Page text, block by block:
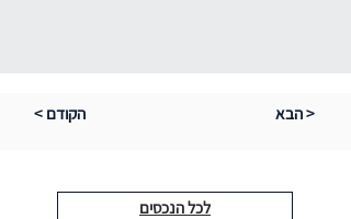
< הקודם הבא >
לכל הנכסים